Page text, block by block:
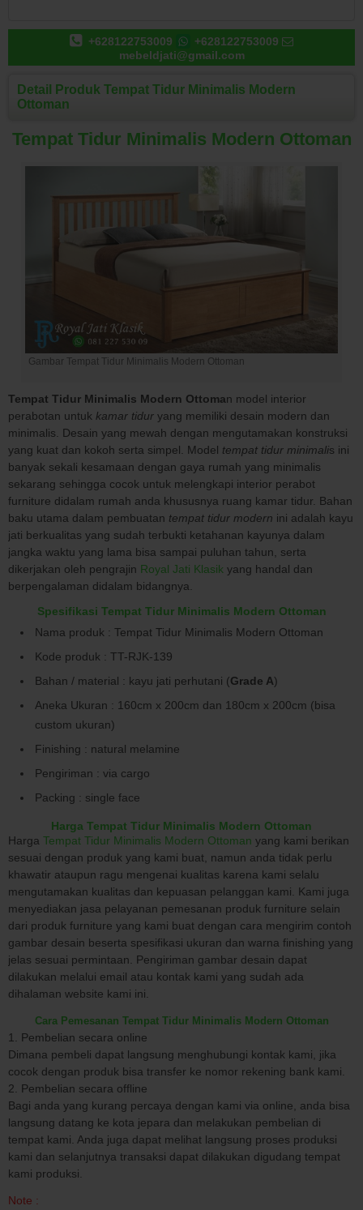
+628122753009
+628122753009
mebeldjati@gmail.com
Detail Produk Tempat Tidur Minimalis Modern
Ottoman
Tempat Tidur Minimalis Modern Ottoman
Gambar Tempat Tidur Minimalis Modern Ottoman
Tempat Tidur Minimalis Modern Ottoman model interior
perabotan untuk kamar tidur yang memiliki desain modern dan
minimalis. Desain yang mewah dengan mengutamakan konstruksi
yang kuat dan kokoh serta simpel. Model tempat tidur minimalis ini
banyak sekali kesamaan dengan gaya rumah yang minimalis
sekarang sehingga cocok untuk melengkapi interior perabot
furniture didalam rumah anda khususnya ruang kamar tidur. Bahan
baku utama dalam pembuatan tempat tidur modern ini adalah kayu
jati berkualitas yang sudah terbukti ketahanan kayunya dalam
jangka waktu yang lama bisa sampai puluhan tahun, serta
dikerjakan oleh pengrajin Royal Jati Klasik yang handal dan
berpengalaman didalam bidangnya.
Spesifikasi Tempat Tidur Minimalis Modern Ottoman
Nama produk : Tempat Tidur Minimalis Modern Ottoman
Kode produk : TT-RJK-139
Bahan / material : kayu jati perhutani (Grade A)
Aneka Ukuran : 160cm x 200cm dan 180cm x 200cm (bisa
custom ukuran)
Finishing : natural melamine
Pengiriman : via cargo
Packing : single face
Harga Tempat Tidur Minimalis Modern Ottoman
Harga Tempat Tidur Minimalis Modern Ottoman yang kami berikan
sesuai dengan produk yang kami buat, namun anda tidak perlu
khawatir ataupun ragu mengenai kualitas karena kami selalu
mengutamakan kualitas dan kepuasan pelanggan kami. Kami juga
menyediakan jasa pelayanan pemesanan produk furniture selain
dari produk furniture yang kami buat dengan cara mengirim contoh
gambar desain beserta spesifikasi ukuran dan warna finishing yang
jelas sesuai permintaan. Pengiriman gambar desain dapat
dilakukan melalui email atau kontak kami yang sudah ada
dihalaman website kami ini.
Cara Pemesanan Tempat Tidur Minimalis Modern Ottoman
1. Pembelian secara online
Dimana pembeli dapat langsung menghubungi kontak kami, jika
cocok dengan produk bisa transfer ke nomor rekening bank kami.
2. Pembelian secara offline
Bagi anda yang kurang percaya dengan kami via online, anda bisa
langsung datang ke kota jepara dan melakukan pembelian di
tempat kami. Anda juga dapat melihat langsung proses produksi
kami dan selanjutnya transaksi dapat dilakukan digudang tempat
kami produksi.
Note :